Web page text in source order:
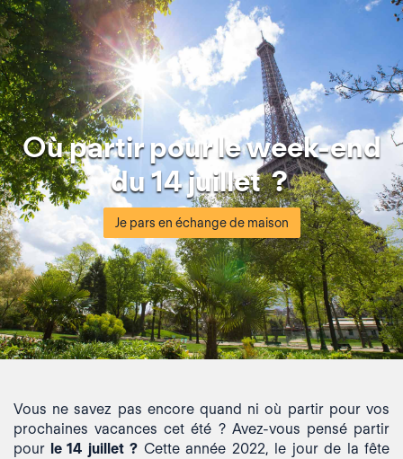
Où partir pour le week-end
du 14 juillet ?
Je pars en échange de maison
Vous ne savez pas encore quand ni où partir pour vos
prochaines vacances cet été ? Avez-vous pensé partir
pour le 14 juillet ? Cette année 2022, le jour de la fête